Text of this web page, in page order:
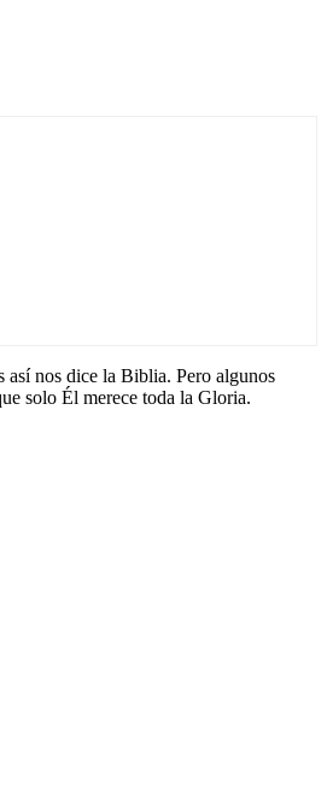
así nos dice la Biblia. Pero algunos
solo Él merece toda la Gloria.